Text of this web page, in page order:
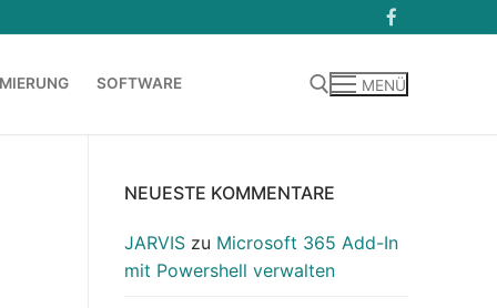
SOFTWARE MENÜ
NEUESTE KOMMENTARE
JARVIS zu Microsoft 365 Add-In
mit Powershell verwalten